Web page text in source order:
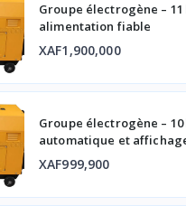
Groupe électrogène – 11
alimentation fiable
XAF1,900,000
Groupe électrogène –
automatique et
XAF999,900